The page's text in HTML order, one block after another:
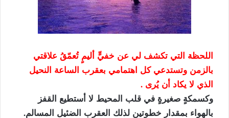
اللحظة التي تكشف لي عن خفيٍّ أليمٍ تُعمّقُ علاقتي
بالزمن وتستدعي كل اهتمامي بعقرب الساعة النحيل
الذي لا يكاد أن يُرى .
وكسمكةٍ صغيرةٍ في قلب المحيط لا أستطيع القفز
بالهواء بمقدار خطوتين لذلك العقرب الضئيل المسالم.